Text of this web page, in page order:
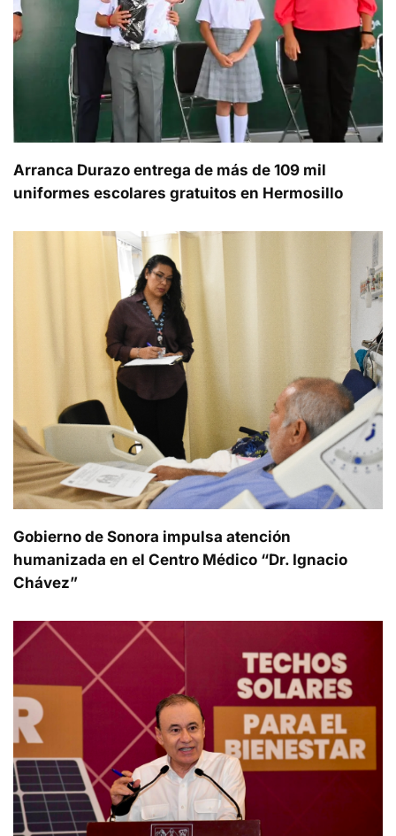
Arranca Durazo entrega de más de 109 mil
uniformes escolares gratuitos en Hermosillo
Gobierno de Sonora impulsa atención
humanizada en el Centro Médico “Dr. Ignacio
Chávez”